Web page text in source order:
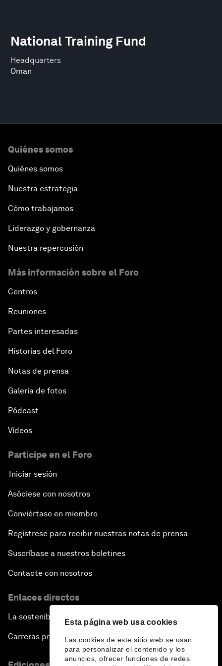
Esta página web usa cookies
Las cookies de este sitio web se usan
para personalizar el contenido y los
anuncios, ofrecer funciones de redes
Headquarters
Oman
National Training Fund
Quiénes somos
Quiénes somos
Nuestra estrategia
Cómo trabajamos
Liderazgo y gobernanza
Nuestra repercusión
Más información sobre el Foro
Centros
Reuniones
Partes interesadas
Historias del Foro
Notas de prensa
Galería de fotos
Pódcast
Vídeos
Participe en el Foro
Iniciar sesión
Asóciese con nosotros
Conviértase en miembro
Regístrese para recibir nuestras notas de prensa
Suscríbase a nuestros boletines
Contacte con nosotros
Enlaces directos
La sostenibilidad en el Foro
Carreras profesionales